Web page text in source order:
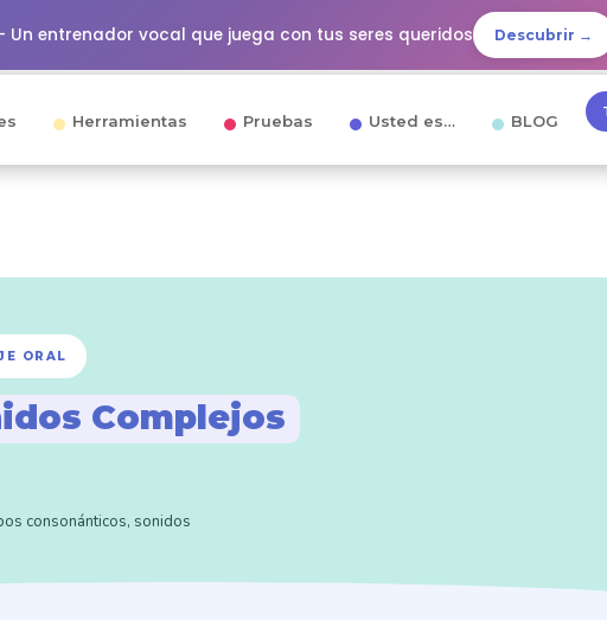
Un entrenador vocal que juega con tus seres queridos Descubrir →
Herramientas Pruebas Usted es… BLOG
ORAL
Complejos
consonánticos, sonidos